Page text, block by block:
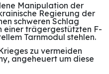
Manipulation der
Regierung der
schweren Schlag
einer trägergestützten F-
Tarnmodul stehlen.
zu vermeiden
angeheuert um diese